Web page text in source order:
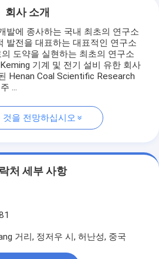
회사 소개
발에 종사하는 국내 최초의 연구소
발전을 대표하는 대표적인 연구소
도약을 실현하는 최초의 연구소
기계 및 전기 설비 유한 회사
Henan Coal Scientific Research
...
것을 전망하십시오
처 세부 사항
거리, 정저우 시, 허난성, 중국